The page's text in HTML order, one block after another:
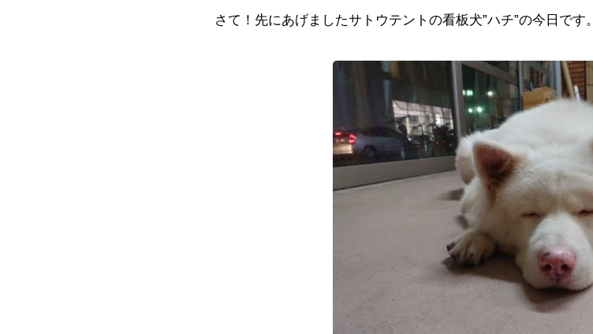
さて！先にあげましたサトウテントの看板犬”ハチ”の今日です。